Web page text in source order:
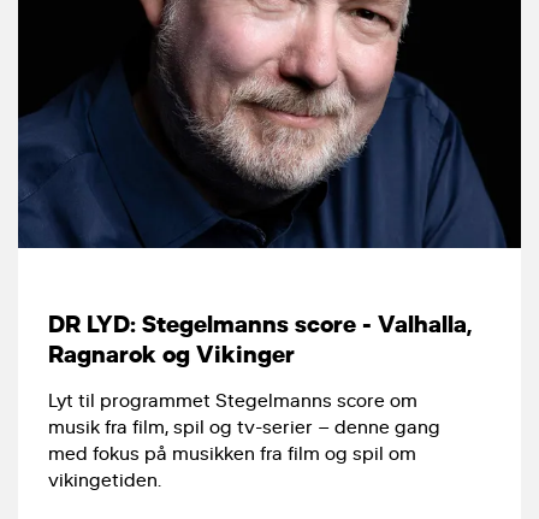
DR LYD: Stegelmanns score - Valhalla,
Ragnarok og Vikinger
Lyt til programmet Stegelmanns score om
musik fra film, spil og tv-serier – denne gang
med fokus på musikken fra film og spil om
vikingetiden.